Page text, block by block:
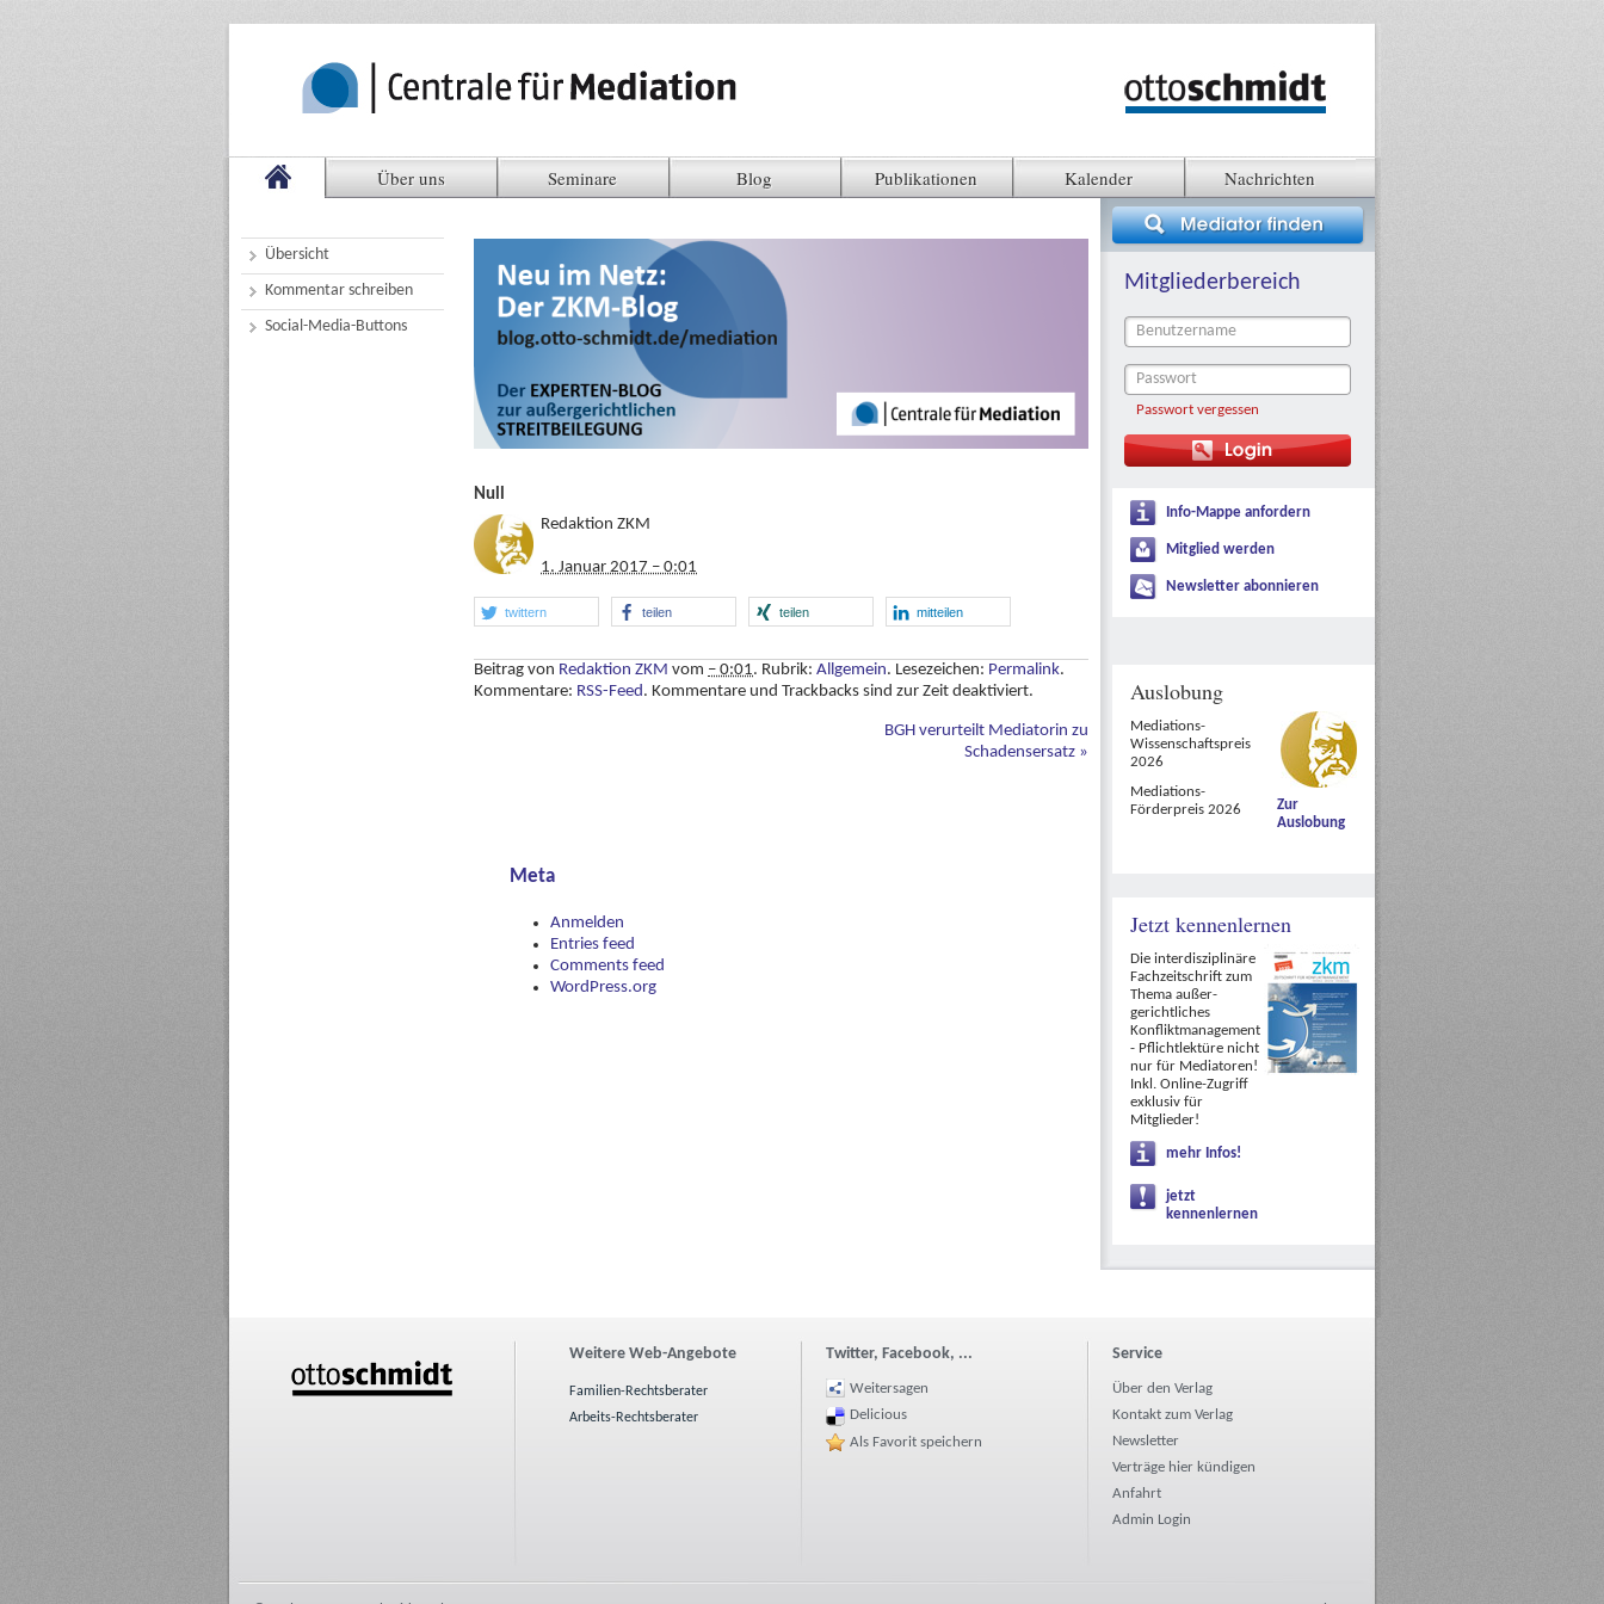
Über uns Seminare Blog Publikationen Kalender Nachrichten
Übersicht
Kommentar schreiben
Social-Media-Buttons
Null
Redaktion ZKM
1. Januar 2017 – 0:01
twittern teilen teilen mitteilen
Beitrag von Redaktion ZKM vom – 0:01. Rubrik: Allgemein. Lesezeichen: Permalink.
Kommentare: RSS-Feed. Kommentare und Trackbacks sind zur Zeit deaktiviert.
BGH verurteilt Mediatorin zu
Schadensersatz »
Meta
Anmelden
Entries feed
Comments feed
WordPress.org
Mitgliederbereich
Passwort vergessen
Info-Mappe anfordern
Mitglied werden
Newsletter abonnieren
Auslobung
Mediations-
Wissenschaftspreis
2026
Mediations-
Förderpreis 2026
Zur
Auslobung
Jetzt kennenlernen
Die interdisziplinäre
Fachzeitschrift zum
Thema außer-
gerichtliches
Konfliktmanagement
- Pflichtlektüre nicht
nur für Mediatoren!
Inkl. Online-Zugriff
exklusiv für
Mitglieder!
mehr Infos!
jetzt
kennenlernen
Weitere Web-Angebote
Familien-Rechtsberater
Arbeits-Rechtsberater
Twitter, Facebook, ...
Weitersagen
Delicious
Als Favorit speichern
Service
Über den Verlag
Kontakt zum Verlag
Newsletter
Verträge hier kündigen
Anfahrt
Admin Login